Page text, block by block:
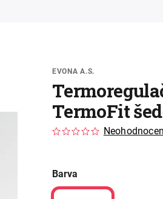
EVONA A.S.
TermoFit
Barva